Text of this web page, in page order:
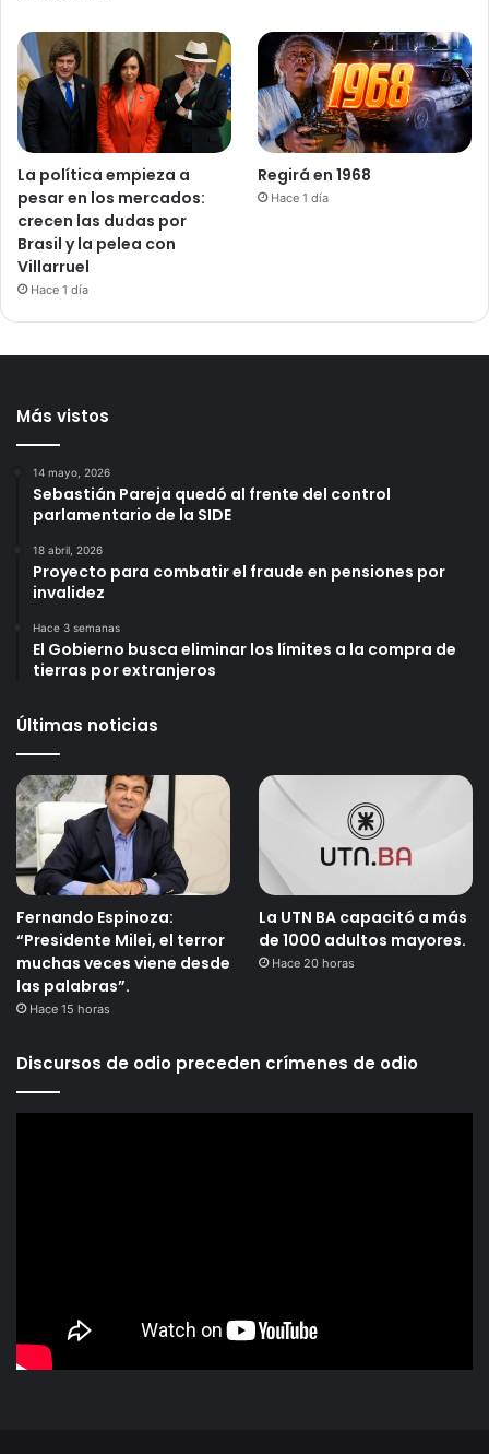
La política empieza a
pesar en los mercados:
crecen las dudas por
Brasil y la pelea con
Villarruel
Hace 1 día
Regirá en 1968
Hace 1 día
Más vistos
14 mayo, 2026
Sebastián Pareja quedó al frente del control
parlamentario de la SIDE
18 abril, 2026
Proyecto para combatir el fraude en pensiones por
invalidez
Hace 3 semanas
El Gobierno busca eliminar los límites a la compra de
tierras por extranjeros
Últimas noticias
Fernando Espinoza:
“Presidente Milei, el terror
muchas veces viene desde
las palabras”.
Hace 15 horas
La UTN BA capacitó a más
de 1000 adultos mayores.
Hace 20 horas
Discursos de odio preceden crímenes de odio